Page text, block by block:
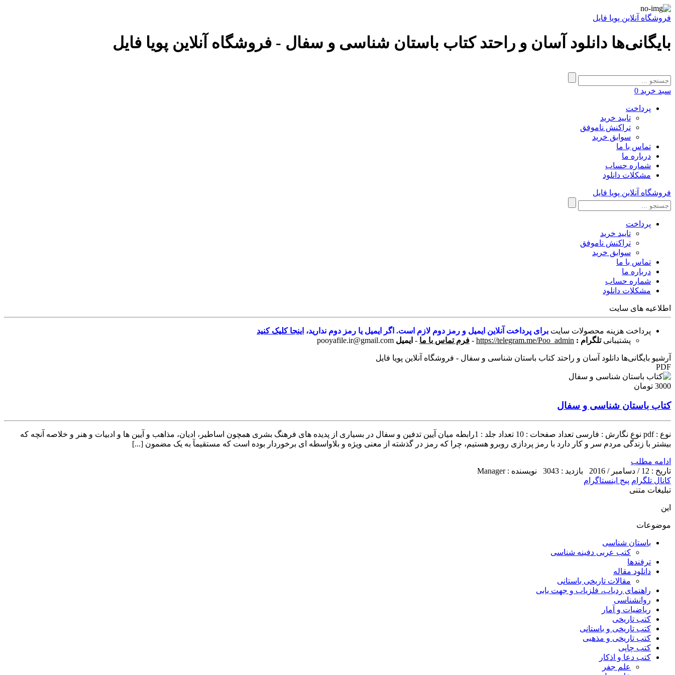
فروشگاه آنلاین پویا فایل
بایگانی‌ها دانلود آسان و راحتد کتاب باستان شناسی و سفال - فروشگاه آنلاین پویا فایل
سبد خرید 0
پرداخت
تایید خرید
تراکنش ناموفق
سوابق خرید
تماس با ما
درباره ما
شماره حساب
مشکلات دانلود
فروشگاه آنلاین پویا فایل
پرداخت
تایید خرید
تراکنش ناموفق
سوابق خرید
تماس با ما
درباره ما
شماره حساب
مشکلات دانلود
اطلاعیه های سایت
پرداخت هزینه محصولات سایت برای پرداخت آنلاین ایمیل و رمز دوم لازم است. اگر ایمیل یا رمز دوم ندارید، اینجا کلیک کنید
پشتیبانی تلگرام : https://telegram.me/Poo_admin
- فرم تماس با ما - ایمیل pooyafile.ir@gmail.com
آرشیو بایگانی‌ها دانلود آسان و راحتد کتاب باستان شناسی و سفال - فروشگاه آنلاین پویا فایل
PDF
3000 تومان
کتاب باستان شناسی و سفال
نوع : pdf نوع نگارش : فارسی تعداد صفحات : 10 تعداد جلد : 1رابطه میان آیین تدفین و سفال در بسیاری از پدیده های فرهنگ بشری همچون اساطیر، ادیان، مذاهب و آیین ها و ادبیات و هنر و خلاصه آنچه که
بیشتر با زندگی مردم سر و کار دارد با رمز پردازی روبرو هستیم، چرا که رمز در گذشته از معنی ویژه و بلاواسطه ای برخوردار بوده است که مستقیمآ به یک مضمون [...]
ادامه مطلب
تاریخ : 12 / دسامبر / 2016
بازدید : 3043
نویسنده : Manager
کانال تلگرام پیج اینستاگرام
تبلیغات متنی
این
موضوعات
باستان شناسی
کتب عربی دفینه شناسی
ترفندها
دانلود مقاله
مقالات تاریخی باستانی
راهنمای ردیاب، فلزیاب و جهت یابی
روانشناسی
ریاضیات و آمار
کتب تاریخی
کتب تاریخی و باستانی
کتب تاریخی و مذهبی
کتب چاپی
کتب دعا و اذکار
علم جفر